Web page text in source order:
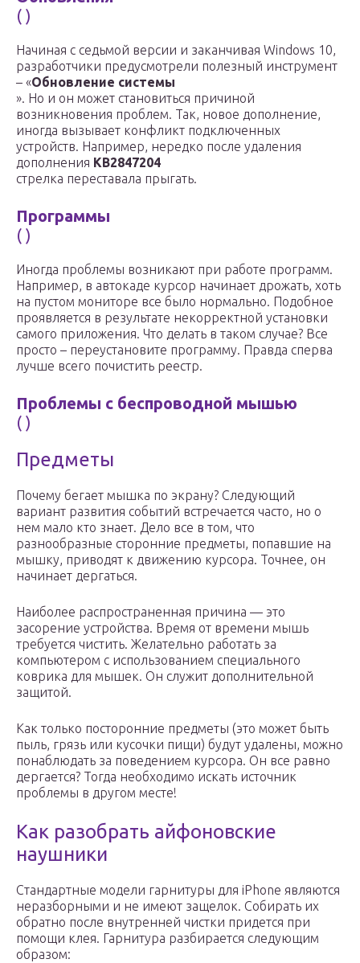
( )
Начиная с седьмой версии и заканчивая Windows 10,
разработчики предусмотрели полезный инструмент
– «Обновление системы
». Но и он может становиться причиной
возникновения проблем. Так, новое дополнение,
иногда вызывает конфликт подключенных
устройств. Например, нередко после удаления
дополнения KB2847204
стрелка переставала прыгать.
Программы
( )
Иногда проблемы возникают при работе программ.
Например, в автокаде курсор начинает дрожать, хоть
на пустом мониторе все было нормально. Подобное
проявляется в результате некорректной установки
самого приложения. Что делать в таком случае? Все
просто – переустановите программу. Правда сперва
лучше всего почистить реестр.
Проблемы с беспроводной мышью
( )
Предметы
Почему бегает мышка по экрану? Следующий
вариант развития событий встречается часто, но о
нем мало кто знает. Дело все в том, что
разнообразные сторонние предметы, попавшие на
мышку, приводят к движению курсора. Точнее, он
начинает дергаться.
Наиболее распространенная причина — это
засорение устройства. Время от времени мышь
требуется чистить. Желательно работать за
компьютером с использованием специального
коврика для мышек. Он служит дополнительной
защитой.
Как только посторонние предметы (это может быть
пыль, грязь или кусочки пищи) будут удалены, можно
понаблюдать за поведением курсора. Он все равно
дергается? Тогда необходимо искать источник
проблемы в другом месте!
Как разобрать айфоновские
наушники
Стандартные модели гарнитуры для iPhone являются
неразборными и не имеют защелок. Собирать их
обратно после внутренней чистки придется при
помощи клея. Гарнитура разбирается следующим
образом: